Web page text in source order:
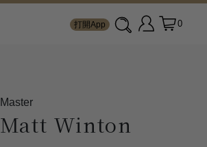
打開App 0
Master
Matt Winton